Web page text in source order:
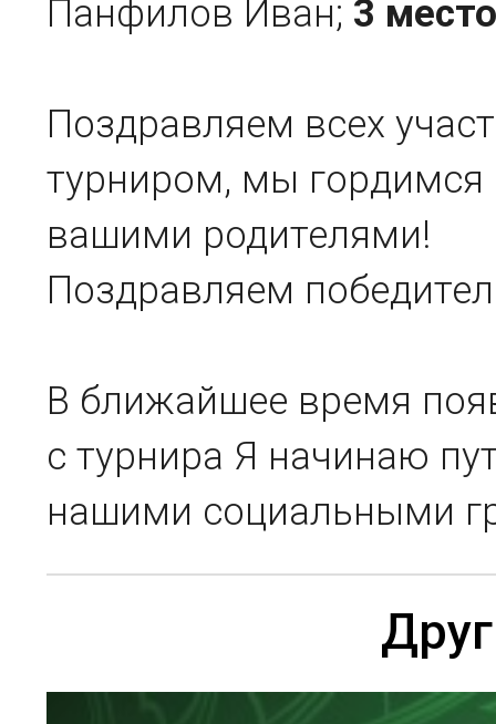
Панфилов Иван; 3 место
Поздравляем всех
турниром, мы
вашими родителями!
Поздравляем
В ближайшее время
с турнира Я начинаю
нашими социальными